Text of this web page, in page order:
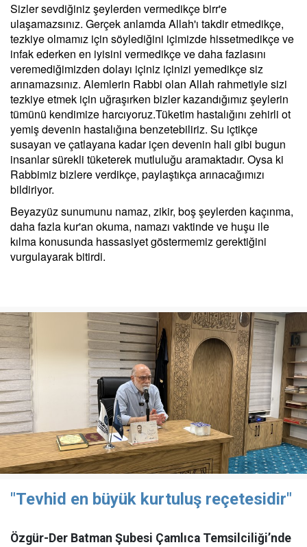
Sizler sevdiğiniz şeylerden vermedikçe birr'e
ulaşamazsınız. Gerçek anlamda Allah'ı takdir etmedikçe,
tezkiye olmamız için söylediğini içimizde hissetmedikçe ve
infak ederken en iyisini vermedikçe ve daha fazlasını
veremediğimizden dolayı içiniz içinizi yemedikçe siz
arınamazsınız. Alemlerin Rabbi olan Allah rahmetiyle sizi
tezkiye etmek için uğraşırken bizler kazandığımız şeylerin
tümünü kendimize harcıyoruz.Tüketim hastalığını zehirli ot
yemiş devenin hastalığına benzetebiliriz. Su içtikçe
susayan ve çatlayana kadar içen devenin hali gibi bugun
insanlar sürekli tüketerek mutluluğu aramaktadır. Oysa ki
Rabbimiz bizlere verdikçe, paylaştıkça arınacağımızı
bildiriyor.
Beyazyüz sunumunu namaz, zikir, boş şeylerden kaçınma,
daha fazla kur'an okuma, namazı vaktinde ve huşu ile
kılma konusunda hassasiyet göstermemiz gerektiğini
vurgulayarak bitirdi.
"Tevhid en büyük kurtuluş reçetesidir"
Özgür-Der Batman Şubesi Çamlıca Temsilciliği’nde